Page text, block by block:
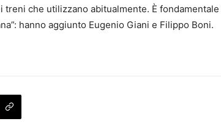
che utilizzano abitualmente. È
hanno aggiunto Eugenio Giani e Filippo Boni.